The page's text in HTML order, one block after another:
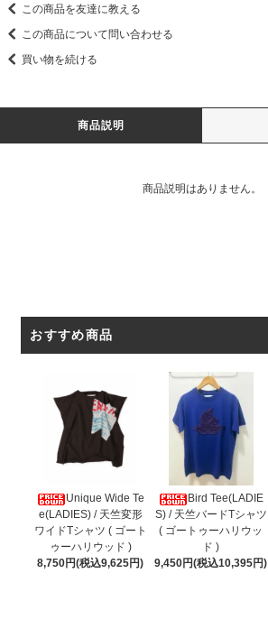
この商品を友達に教える
この商品について問い合わせる
買い物を続ける
商品説明
商品説明はありません。
おすすめ商品
Unique Wide Te
e(LADIES) / 天竺変形
ワイドTシャツ ( ゴート
ゥーハリウッド )
8,750円(税込9,625円)
Bird Tee(LADIE
S) / 天竺バードTシャツ
( ゴートゥーハリウッ
ド )
9,450円(税込10,395円)